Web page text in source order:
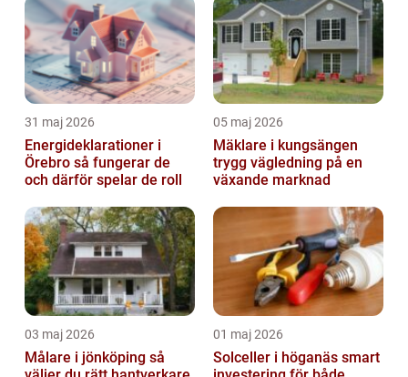
31 maj 2026
Energideklarationer i
Örebro så fungerar de
och därför spelar de roll
05 maj 2026
Mäklare i kungsängen
trygg vägledning på en
växande marknad
03 maj 2026
Målare i jönköping så
01 maj 2026
Solceller i höganäs smart